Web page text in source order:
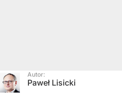
Autor:
Paweł Lisicki